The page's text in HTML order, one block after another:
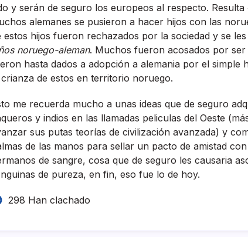
y serán de seguro los europeos al respecto.
alemanes se pusieron a hacer hijos con las
estos hijos fueron rechazados por la sociedad y se
noruego-aleman. Muchos fueron acosados por
hasta dados a adopción a alemania por el simple
de estos en territorio noruego.
me recuerda mucho a unas ideas que de seguro
y indios en las llamadas peliculas del Oeste
sus putas teorí­as de civilización avanzada) y
de las manos para sellar un pacto de amistad
de sangre, cosa que de seguro les causaria
de pureza, en fin, eso fue lo de hoy.
298 Han clachado